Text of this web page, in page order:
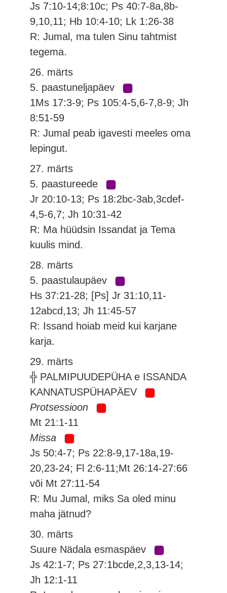
Js 7:10-14;8:10c; Ps 40:7-8a,8b-
9,10,11; Hb 10:4-10; Lk 1:26-38
R: Jumal, ma tulen Sinu tahtmist
tegema.
26. märts
5. paastuneljapäev
1Ms 17:3-9; Ps 105:4-5,6-7,8-9; Jh
8:51-59
R: Jumal peab igavesti meeles oma
lepingut.
27. märts
5. paastureede
Jr 20:10-13; Ps 18:2bc-3ab,3cdef-
4,5-6,7; Jh 10:31-42
R: Ma hüüdsin Issandat ja Tema
kuulis mind.
28. märts
5. paastulaupäev
Hs 37:21-28; [Ps] Jr 31:10,11-
12abcd,13; Jh 11:45-57
R: Issand hoiab meid kui karjane
karja.
29. märts
╬ PALMIPUUDEPÜHA e ISSANDA
KANNATUSPÜHAPÄEV
Protsessioon
Mt 21:1-11
Missa
Js 50:4-7; Ps 22:8-9,17-18a,19-
20,23-24; Fl 2:6-11;Mt 26:14-27:66
või Mt 27:11-54
R: Mu Jumal, miks Sa oled minu
maha jätnud?
30. märts
Suure Nädala esmaspäev
Js 42:1-7; Ps 27:1bcde,2,3,13-14;
Jh 12:1-11